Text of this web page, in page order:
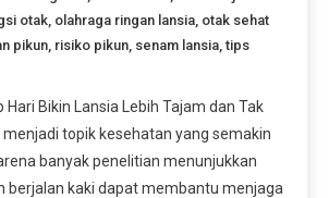
otak olahraga ringan lansia otak sehat
pikun risiko pikun senam lansia ,tips
Bikin Lansia Lebih Tajam dan Tak
menjadi topik kesehatan yang semakin
banyak penelitian menunjukkan
berjalan kaki dapat membantu menjaga